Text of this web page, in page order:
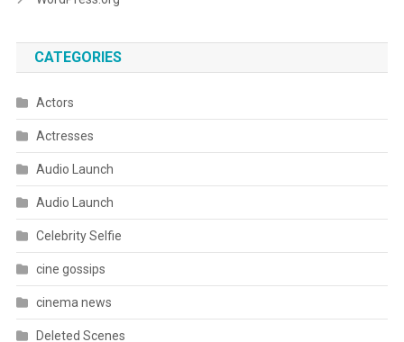
CATEGORIES
Actors
Actresses
Audio Launch
Audio Launch
Celebrity Selfie
cine gossips
cinema news
Deleted Scenes